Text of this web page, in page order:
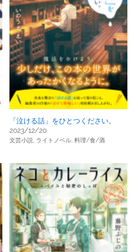
「泣ける話」をひとつください。
2023/12/20
文芸小説, ライトノベル, 料理/食/酒